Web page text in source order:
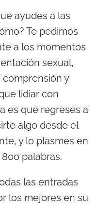
ayudes a las
Te pedimos
a los momentos
sexual,
y
lidiar con
es que regreses a
algo desde el
y lo plasmes en
palabras.
las entradas
los mejores en su